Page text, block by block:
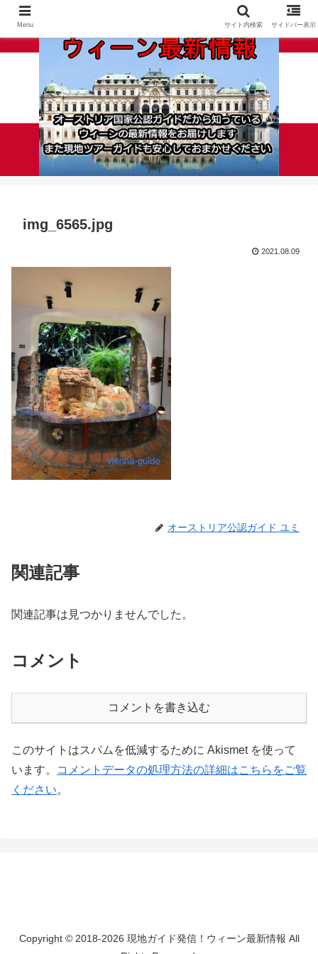
img_6565.jpg
2021.08.09
オーストリア公認ガイド ユミ
関連記事
関連記事は見つかりませんでした。
コメント
コメントを書き込む
このサイトはスパムを低減するために Akismet を使って
います。
コメントデータの処理方法の詳細はこちらをご覧
ください。
Copyright © 2018-2026 現地ガイド発信！ウィーン最新情報 All
Menu サイト内検索 サイドバー表示